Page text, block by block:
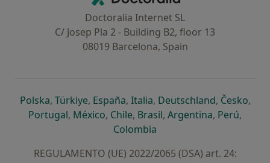
Doctoralia Internet SL
C/ Josep Pla 2 - Building B2, floor 13
08019 Barcelona, Spain
Polskaabre num novo separador
, Türkiyeabre num novo separador
, Españaabre num novo separador
, Italiaabre num novo
, Deutschlandabre num
, Česko,
Portugalabre num novo separador
, Méxicoabre num novo separador
, Chileabre num novo separador
, Brasilabre num novo
, Argentinaabre num
, Perúabre
,
Colombia
REGULAMENTO (UE) 2022/2065 (DSA) art. 24: